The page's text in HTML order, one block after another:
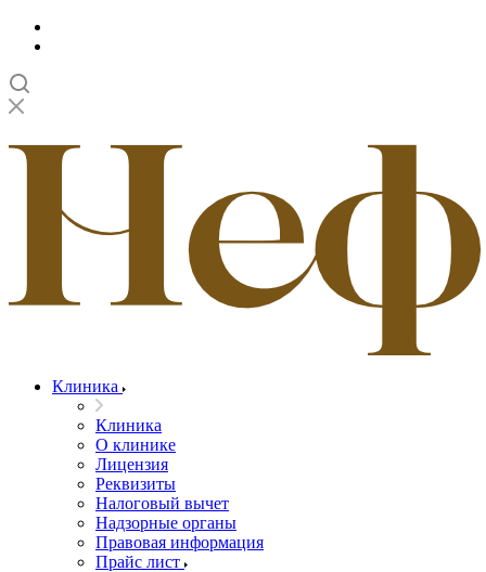
Клиника
Клиника
О клинике
Лицензия
Реквизиты
Налоговый вычет
Надзорные органы
Правовая информация
Прайс лист